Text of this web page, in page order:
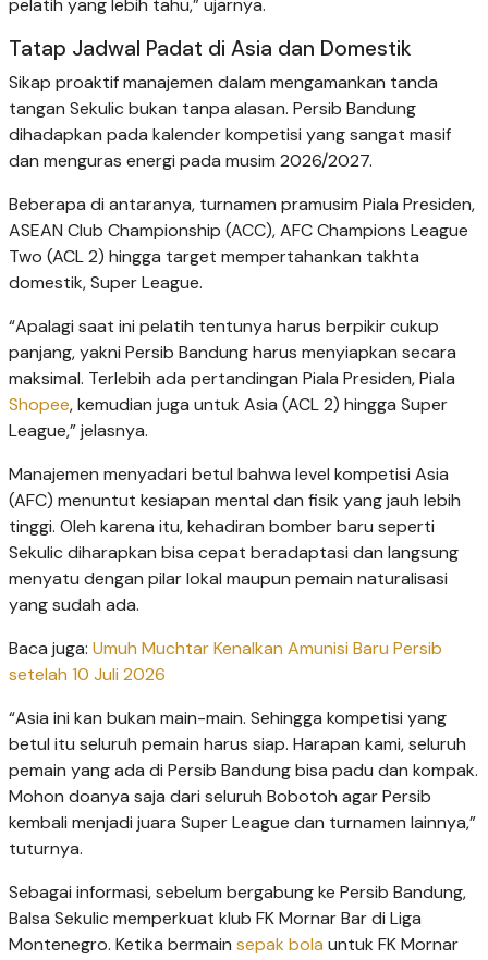
pelatih yang lebih tahu,” ujarnya.
Tatap Jadwal Padat di Asia dan Domestik
Sikap proaktif manajemen dalam mengamankan tanda
tangan Sekulic bukan tanpa alasan. Persib Bandung
dihadapkan pada kalender kompetisi yang sangat masif
dan menguras energi pada musim 2026/2027.
Beberapa di antaranya, turnamen pramusim Piala Presiden,
ASEAN Club Championship (ACC), AFC Champions League
Two (ACL 2) hingga target mempertahankan takhta
domestik, Super League.
“Apalagi saat ini pelatih tentunya harus berpikir cukup
panjang, yakni Persib Bandung harus menyiapkan secara
maksimal. Terlebih ada pertandingan Piala Presiden, Piala
Shopee, kemudian juga untuk Asia (ACL 2) hingga Super
League,” jelasnya.
Manajemen menyadari betul bahwa level kompetisi Asia
(AFC) menuntut kesiapan mental dan fisik yang jauh lebih
tinggi. Oleh karena itu, kehadiran bomber baru seperti
Sekulic diharapkan bisa cepat beradaptasi dan langsung
menyatu dengan pilar lokal maupun pemain naturalisasi
yang sudah ada.
Baca juga: Umuh Muchtar Kenalkan Amunisi Baru Persib
setelah 10 Juli 2026
“Asia ini kan bukan main-main. Sehingga kompetisi yang
betul itu seluruh pemain harus siap. Harapan kami, seluruh
pemain yang ada di Persib Bandung bisa padu dan kompak.
Mohon doanya saja dari seluruh Bobotoh agar Persib
kembali menjadi juara Super League dan turnamen lainnya,”
tuturnya.
Sebagai informasi, sebelum bergabung ke Persib Bandung,
Balsa Sekulic memperkuat klub FK Mornar Bar di Liga
Montenegro. Ketika bermain sepak bola untuk FK Mornar